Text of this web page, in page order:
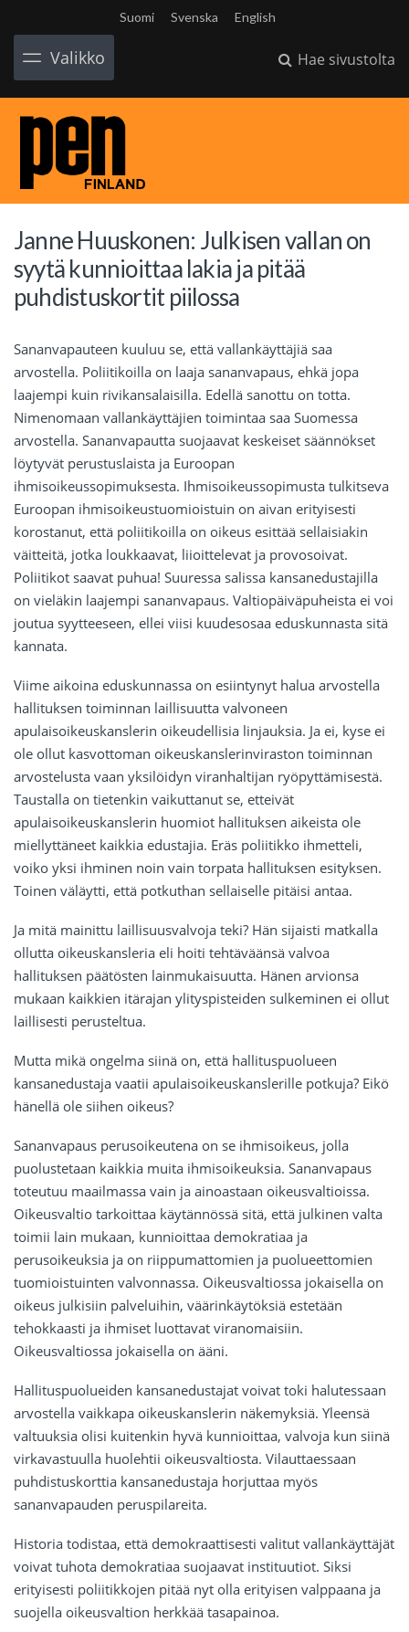
Suomi Svenska English
Valikko Hae sivustolta
Janne Huuskonen: Julkisen vallan on
syytä kunnioittaa lakia ja pitää
puhdistuskortit piilossa
Sananvapauteen kuuluu se, että vallankäyttäjiä saa
arvostella. Poliitikoilla on laaja sananvapaus, ehkä jopa
laajempi kuin rivikansalaisilla. Edellä sanottu on totta.
Nimenomaan vallankäyttäjien toimintaa saa Suomessa
arvostella. Sananvapautta suojaavat keskeiset säännökset
löytyvät perustuslaista ja Euroopan
ihmisoikeussopimuksesta. Ihmisoikeussopimusta tulkitseva
Euroopan ihmisoikeustuomioistuin on aivan erityisesti
korostanut, että poliitikoilla on oikeus esittää sellaisiakin
väitteitä, jotka loukkaavat, liioittelevat ja provosoivat.
Poliitikot saavat puhua! Suuressa salissa kansanedustajilla
on vieläkin laajempi sananvapaus. Valtiopäiväpuheista ei voi
joutua syytteeseen, ellei viisi kuudesosaa eduskunnasta sitä
kannata.
Viime aikoina eduskunnassa on esiintynyt halua arvostella
hallituksen toiminnan laillisuutta valvoneen
apulaisoikeuskanslerin oikeudellisia linjauksia. Ja ei, kyse ei
ole ollut kasvottoman oikeuskanslerinviraston toiminnan
arvostelusta vaan yksilöidyn viranhaltijan ryöpyttämisestä.
Taustalla on tietenkin vaikuttanut se, etteivät
apulaisoikeuskanslerin huomiot hallituksen aikeista ole
miellyttäneet kaikkia edustajia. Eräs poliitikko ihmetteli,
voiko yksi ihminen noin vain torpata hallituksen esityksen.
Toinen väläytti, että potkuthan sellaiselle pitäisi antaa.
Ja mitä mainittu laillisuusvalvoja teki? Hän sijaisti matkalla
ollutta oikeuskansleria eli hoiti tehtäväänsä valvoa
hallituksen päätösten lainmukaisuutta. Hänen arvionsa
mukaan kaikkien itärajan ylityspisteiden sulkeminen ei ollut
laillisesti perusteltua.
Mutta mikä ongelma siinä on, että hallituspuolueen
kansanedustaja vaatii apulaisoikeuskanslerille potkuja? Eikö
hänellä ole siihen oikeus?
Sananvapaus perusoikeutena on se ihmisoikeus, jolla
puolustetaan kaikkia muita ihmisoikeuksia. Sananvapaus
toteutuu maailmassa vain ja ainoastaan oikeusvaltioissa.
Oikeusvaltio tarkoittaa käytännössä sitä, että julkinen valta
toimii lain mukaan, kunnioittaa demokratiaa ja
perusoikeuksia ja on riippumattomien ja puolueettomien
tuomioistuinten valvonnassa. Oikeusvaltiossa jokaisella on
oikeus julkisiin palveluihin, väärinkäytöksiä estetään
tehokkaasti ja ihmiset luottavat viranomaisiin.
Oikeusvaltiossa jokaisella on ääni.
Hallituspuolueiden kansanedustajat voivat toki halutessaan
arvostella vaikkapa oikeuskanslerin näkemyksiä. Yleensä
valtuuksia olisi kuitenkin hyvä kunnioittaa, valvoja kun siinä
virkavastuulla huolehtii oikeusvaltiosta. Vilauttaessaan
puhdistuskorttia kansanedustaja horjuttaa myös
sananvapauden peruspilareita.
Historia todistaa, että demokraattisesti valitut vallankäyttäjät
voivat tuhota demokratiaa suojaavat instituutiot. Siksi
erityisesti poliitikkojen pitää nyt olla erityisen valppaana ja
suojella oikeusvaltion herkkää tasapainoa.